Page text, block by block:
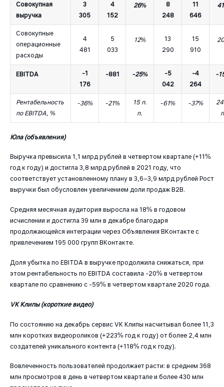
Совокупная
выручка
3
305
4
152
26%
8
248
11
646
Совокупные
операционные
расходы
4
481
5
033
12%
13
290
15
910
EBITDA
-1
176
-881 -25%
-5
042
-4
264
-
Рентабельность
по EBITDA, %
-36% -21%
15 п.
п.
-61% -37%
Юла (объявления)
Выручка превысила 1,1 млрд рублей в четвертом квартале (+11%
год к году) и достигла 3,8 млрд рублей в 2021 году, что
соответствует установленному плану в 3,6–3,9 млрд рублей Рост
выручки был обусловлен увеличением доли продаж B2B.
Средняя месячная аудитория выросла на 18% в годовом
исчислении и достигла 39 млн в декабре благодаря
продолжающейся интеграции через Объявления ВКонтакте с
привлечением 195 000 групп ВКонтакте.
Доля убытка по EBITDA в выручке продолжила снижаться, при
этом рентабельность по EBITDA составила -20% в четвертом
квартале по сравнению с -59% в четвертом квартале 2020 года.
VK Клипы (короткие видео)
По состоянию на декабрь сервис VK Клипы насчитывал более 11,3
млн коротких видеороликов (+223% год к году) от более 2,4 млн
создателей уникального контента (+118% год к году).
Вовлеченность пользователей продолжает расти: в среднем 368
млн просмотров в день в четвертом квартале и более 430 млн